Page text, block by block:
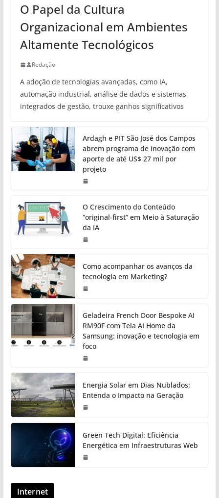
O Papel da Cultura
Organizacional em Ambientes
Altamente Tecnológicos
Redação
A adoção de tecnologias avançadas, como IA,
automação industrial, análise de dados e sistemas
integrados de gestão, trouxe ganhos significativos
Ardagh e PIT São José dos Campos
abrem programa de inovação com
aporte de até US$ 27 mil por
projeto
O Crescimento do Conteúdo
“original-first” em Meio à Saturação
da IA
Como acompanhar os avanços da
tecnologia em Marketing?
Geladeira French Door Bespoke AI
RM90F com Tela AI Home da
Samsung: inovação e tecnologia em
foco
Energia Solar em Dias Nublados:
Entenda o Impacto na Geração
Green Tech Digital: Eficiência
Energética em Infraestruturas Web
Internet